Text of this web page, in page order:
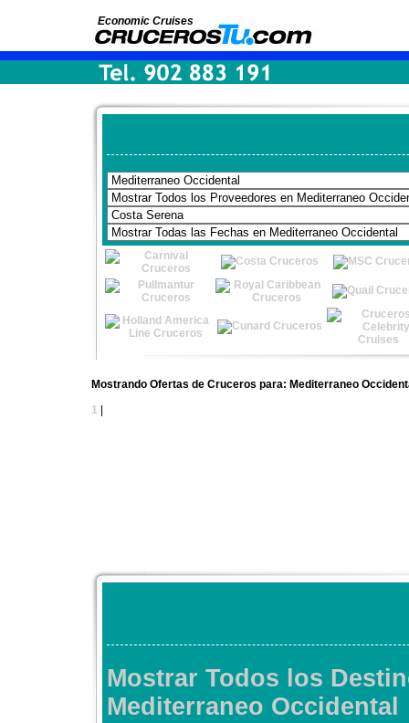
Economic Cruises
Mostrando Ofertas de Cruceros para: Mediterraneo
1
Mostrar Todos los
Mediterraneo Occidental